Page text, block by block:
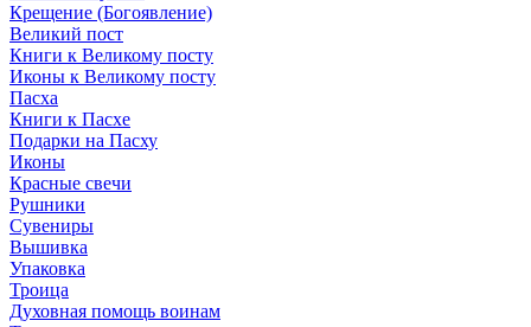
Крещение (Богоявление)
Великий пост
Книги к Великому посту
Иконы к Великому посту
Пасха
Книги к Пасхе
Подарки на Пасху
Иконы
Красные свечи
Рушники
Сувениры
Вышивка
Упаковка
Троица
Духовная помощь воинам